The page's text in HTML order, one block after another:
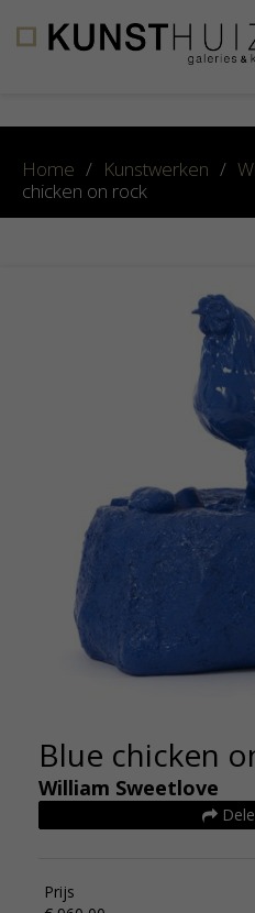
Home / Kunstwerken /
chicken on rock
Blue chicken
William Sweetlove
Prijs